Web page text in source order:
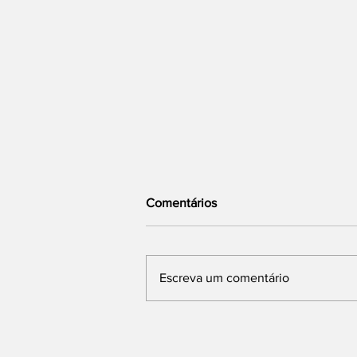
Comentários
Escreva um comentário